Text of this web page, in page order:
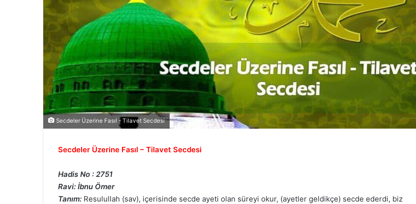
Secdeler Üzerine Fasıl - Tilavet Secdesi
Secdeler Üzerine Fasıl – Tilavet Secdesi
Hadis No : 2751
Ravi: İbnu Ömer
Tanım: Resulullah (sav), içerisinde secde ayeti olan süreyi okur, (ayetler geldikçe) secde ederdi, biz